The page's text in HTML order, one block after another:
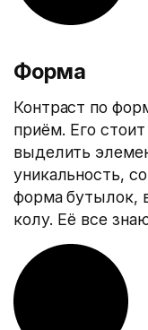
Форма
Контраст по
приём. Его
выделить
уникальность,
форма бутылок,
колу. Её все